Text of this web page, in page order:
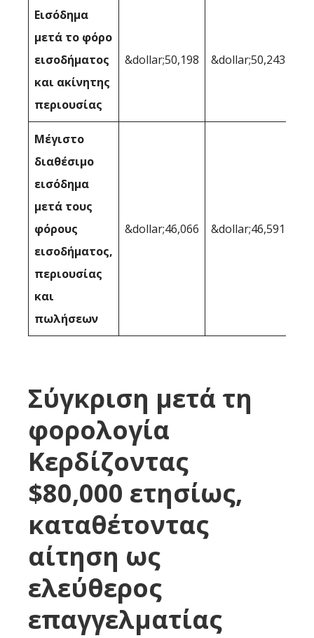
Εισόδημα
μετά το φόρο
εισοδήματος
και ακίνητης
περιουσίας
&dollar;50,198 &dollar;50,243
Μέγιστο
διαθέσιμο
εισόδημα
μετά τους
φόρους
εισοδήματος,
περιουσίας
και
πωλήσεων
&dollar;46,066 &dollar;46,591
Σύγκριση μετά τη
φορολογία
Κερδίζοντας
$80,000 ετησίως,
καταθέτοντας
αίτηση ως
ελεύθερος
επαγγελματίας